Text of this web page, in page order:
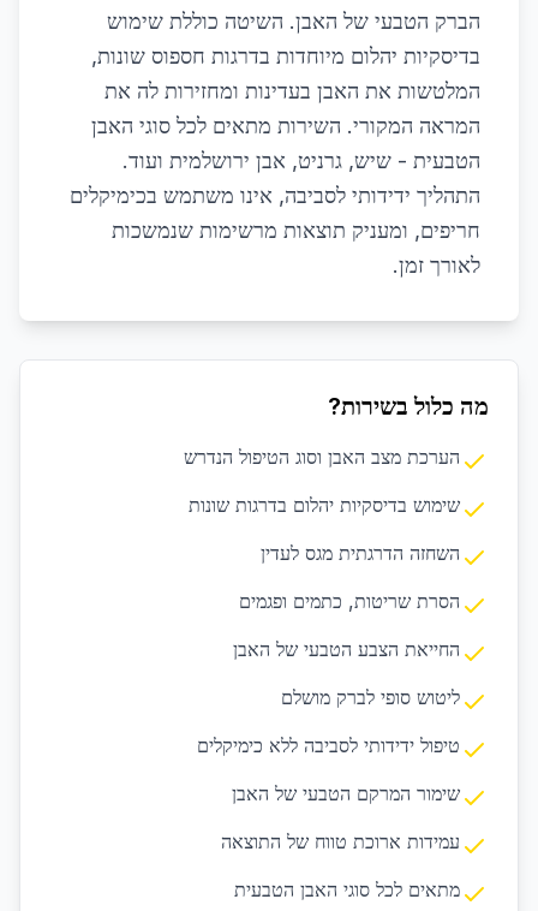
הברק הטבעי של האבן. השיטה כוללת שימוש
בדיסקיות יהלום מיוחדות בדרגות חספוס שונות,
המלטשות את האבן בעדינות ומחזירות לה את
המראה המקורי. השירות מתאים לכל סוגי האבן
הטבעית - שיש, גרניט, אבן ירושלמית ועוד.
התהליך ידידותי לסביבה, אינו משתמש בכימיקלים
חריפים, ומעניק תוצאות מרשימות שנמשכות
לאורך זמן.
מה כלול בשירות?
הערכת מצב האבן וסוג הטיפול הנדרש
שימוש בדיסקיות יהלום בדרגות שונות
השחזה הדרגתית מגס לעדין
הסרת שריטות, כתמים ופגמים
החייאת הצבע הטבעי של האבן
ליטוש סופי לברק מושלם
טיפול ידידותי לסביבה ללא כימיקלים
שימור המרקם הטבעי של האבן
עמידות ארוכת טווח של התוצאה
מתאים לכל סוגי האבן הטבעית